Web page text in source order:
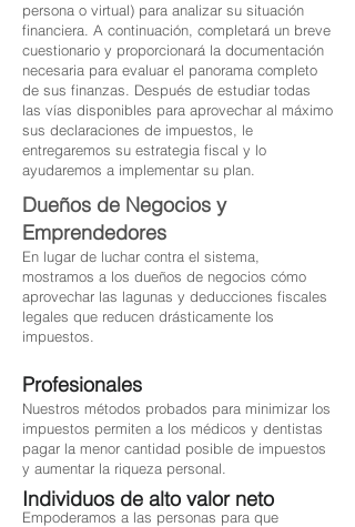
persona o virtual) para analizar su situación
financiera. A continuación, completará un breve
cuestionario y proporcionará la documentación
necesaria para evaluar el panorama completo
de sus finanzas. Después de estudiar todas
las vías disponibles para aprovechar al máximo
sus declaraciones de impuestos, le
entregaremos su estrategia fiscal y lo
ayudaremos a implementar su plan.
Dueños de Negocios y
Emprendedores
En lugar de luchar contra el sistema,
mostramos a los dueños de negocios cómo
aprovechar las lagunas y deducciones fiscales
legales que reducen drásticamente los
impuestos.
Profesionales
Nuestros métodos probados para minimizar los
impuestos permiten a los médicos y dentistas
pagar la menor cantidad posible de impuestos
y aumentar la riqueza personal.
Individuos de alto valor neto
Empoderamos a las personas para que